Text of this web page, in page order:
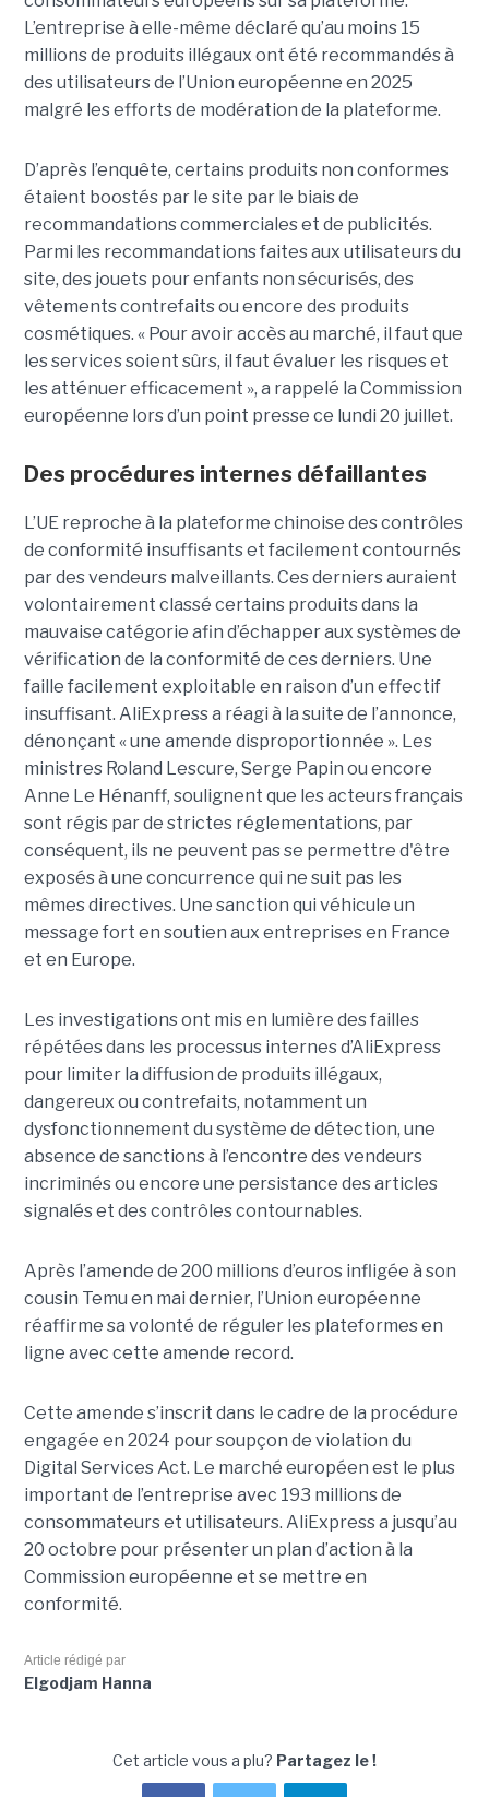
L’entreprise à elle-même déclaré qu’au moins 15
millions de produits illégaux ont été recommandés à
des utilisateurs de l’Union européenne en 2025
malgré les efforts de modération de la plateforme.
D’après l’enquête, certains produits non conformes
étaient boostés par le site par le biais de
recommandations commerciales et de publicités.
Parmi les recommandations faites aux utilisateurs du
site, des jouets pour enfants non sécurisés, des
vêtements contrefaits ou encore des produits
cosmétiques. « Pour avoir accès au marché, il faut que
les services soient sûrs, il faut évaluer les risques et
les atténuer efficacement », a rappelé la Commission
européenne lors d’un point presse ce lundi 20 juillet.
Des procédures internes défaillantes
L’UE reproche à la plateforme chinoise des contrôles
de conformité insuffisants et facilement contournés
par des vendeurs malveillants. Ces derniers auraient
volontairement classé certains produits dans la
mauvaise catégorie afin d’échapper aux systèmes de
vérification de la conformité de ces derniers. Une
faille facilement exploitable en raison d’un effectif
insuffisant. AliExpress a réagi à la suite de l’annonce,
dénonçant « une amende disproportionnée ». Les
ministres Roland Lescure, Serge Papin ou encore
Anne Le Hénanff, soulignent que les acteurs français
sont régis par de strictes réglementations, par
conséquent, ils ne peuvent pas se permettre d'être
exposés à une concurrence qui ne suit pas les
mêmes directives. Une sanction qui véhicule un
message fort en soutien aux entreprises en France
et en Europe.
Les investigations ont mis en lumière des failles
répétées dans les processus internes d’AliExpress
pour limiter la diffusion de produits illégaux,
dangereux ou contrefaits, notamment un
dysfonctionnement du système de détection, une
absence de sanctions à l’encontre des vendeurs
incriminés ou encore une persistance des articles
signalés et des contrôles contournables.
Après l’amende de 200 millions d’euros infligée à son
cousin Temu en mai dernier, l’Union européenne
réaffirme sa volonté de réguler les plateformes en
ligne avec cette amende record.
Cette amende s’inscrit dans le cadre de la procédure
engagée en 2024 pour soupçon de violation du
Digital Services Act. Le marché européen est le plus
important de l’entreprise avec 193 millions de
consommateurs et utilisateurs. AliExpress a jusqu’au
20 octobre pour présenter un plan d’action à la
Commission européenne et se mettre en
conformité.
Article rédigé par
Elgodjam Hanna
Cet article vous a plu? Partagez le !